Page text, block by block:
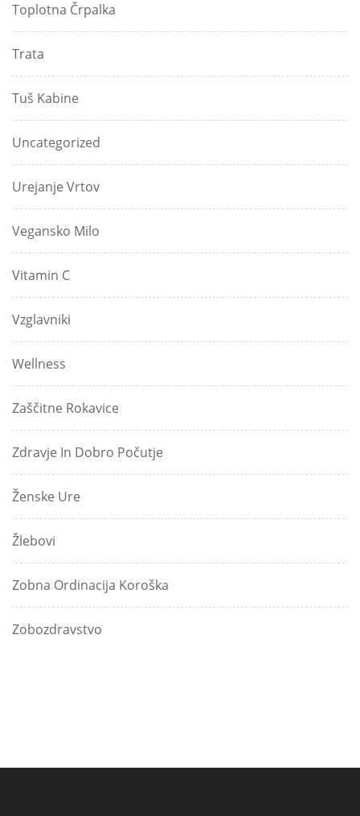
Toplotna Črpalka
Trata
Tuš Kabine
Uncategorized
Urejanje Vrtov
Vegansko Milo
Vitamin C
Vzglavniki
Wellness
Zaščitne Rokavice
Zdravje In Dobro Počutje
Ženske Ure
Žlebovi
Zobna Ordinacija Koroška
Zobozdravstvo